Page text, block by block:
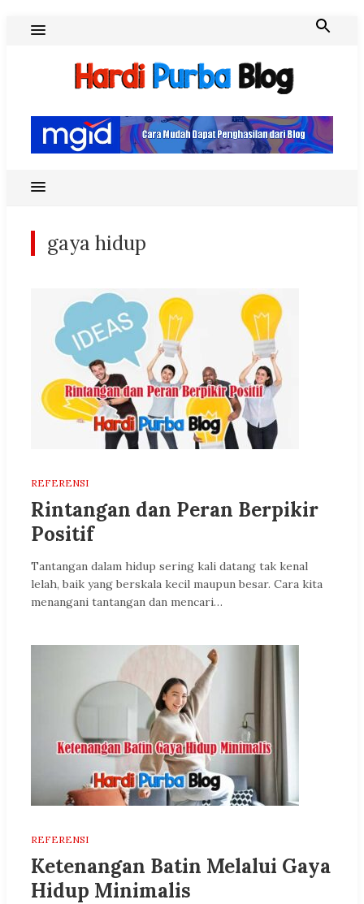
gaya hidup
REFERENSI
Rintangan dan Peran Berpikir
Positif
Tantangan dalam hidup sering kali datang tak kenal
lelah, baik yang berskala kecil maupun besar. Cara kita
menangani tantangan dan mencari…
REFERENSI
Ketenangan Batin Melalui Gaya
Hidup Minimalis